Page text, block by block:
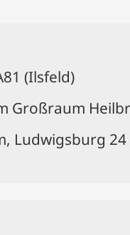
(Ilsfeld)
Großraum
Ludwigsburg